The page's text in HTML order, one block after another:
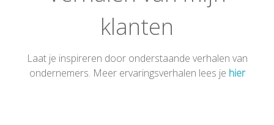
klanten
Laat je inspireren door onderstaande verhalen van
ondernemers. Meer ervaringsverhalen lees je hier